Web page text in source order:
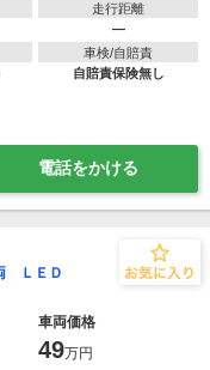
走行距離
―
車検/自賠責
自賠責保険無し
電話をかける
ＬＥＤ
車両価格
49万円